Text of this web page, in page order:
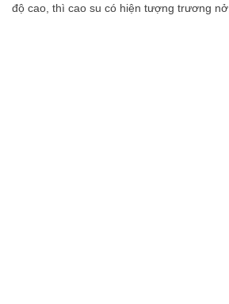
độ cao, thì cao su có hiện tượng trương